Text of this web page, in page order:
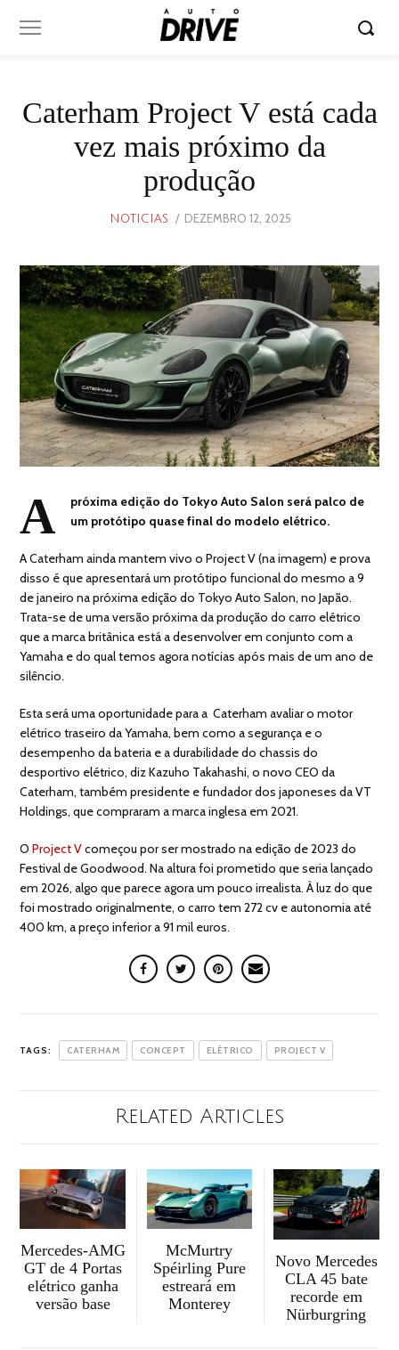
Caterham Project V está cada
vez mais próximo da
produção
NOTICIAS
POSTED
DEZEMBRO 12, 2025
A
próxima edição do Tokyo Auto Salon será palco de
um protótipo quase final do modelo elétrico.
A Caterham ainda mantem vivo o Project V (na imagem) e prova
disso é que apresentará um protótipo funcional do mesmo a 9
de janeiro na próxima edição do Tokyo Auto Salon, no Japão.
Trata-se de uma versão próxima da produção do carro elétrico
que a marca britânica está a desenvolver em conjunto com a
Yamaha e do qual temos agora notícias após mais de um ano de
silêncio.
Esta será uma oportunidade para a Caterham avaliar o motor
elétrico traseiro da Yamaha, bem como a segurança e o
desempenho da bateria e a durabilidade do chassis do
desportivo elétrico, diz Kazuho Takahashi, o novo CEO da
Caterham, também presidente e fundador dos japoneses da VT
Holdings, que compraram a marca inglesa em 2021.
OProject Vcomeçou por ser mostrado na edição de 2023 do
Festival de Goodwood. Na altura foi prometido que seria lançado
em 2026, algo que parece agora um pouco irrealista. À luz do que
foi mostrado originalmente, o carro tem 272 cv e autonomia até
400 km, a preço inferior a 91 mil euros.
TAGS: CATERHAM CONCEPT ELÉTRICO PROJECT V
Related Articles
Mercedes-AMG
GT de 4 Portas
elétrico ganha
versão base
McMurtry
Spéirling Pure
estreará em
Monterey
Novo Mercedes
CLA 45 bate
recorde em
Nürburgring